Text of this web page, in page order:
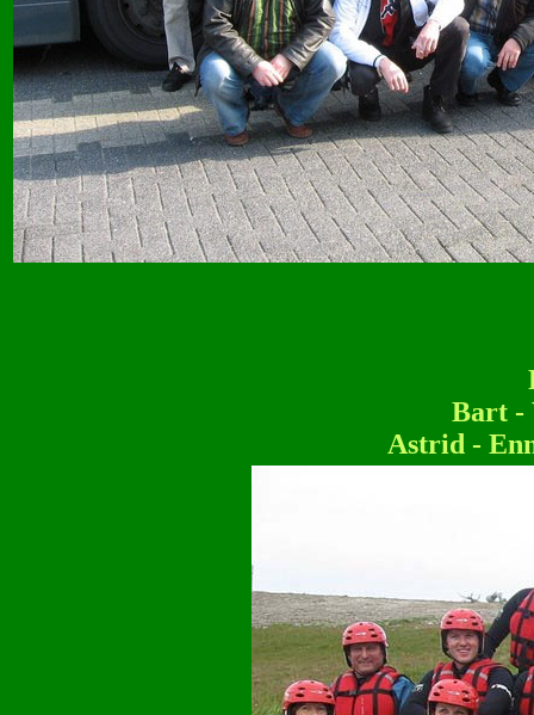
Bart -
Astrid -